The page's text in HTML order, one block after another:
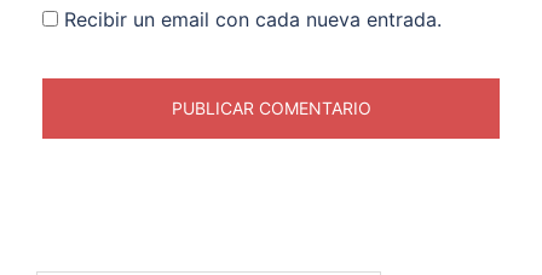
Recibir un email con cada nueva entrada.